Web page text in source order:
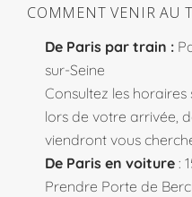
COMMENT VENIR AU
De Paris par train :
sur-Seine
Consultez les horaires
lors de votre arrivée,
viendront vous
De Paris en voiture :
Prendre Porte de